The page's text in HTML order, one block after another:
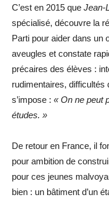
C’est en 2015 que Jean-
spécialisé, découvre la
Parti pour aider dans un
aveugles et constate
précaires des élèves :
rudimentaires, difficultés
s’impose : « On ne peut
études. »
De retour en France, il
pour ambition de
pour ces jeunes
bien : un bâtiment d’un